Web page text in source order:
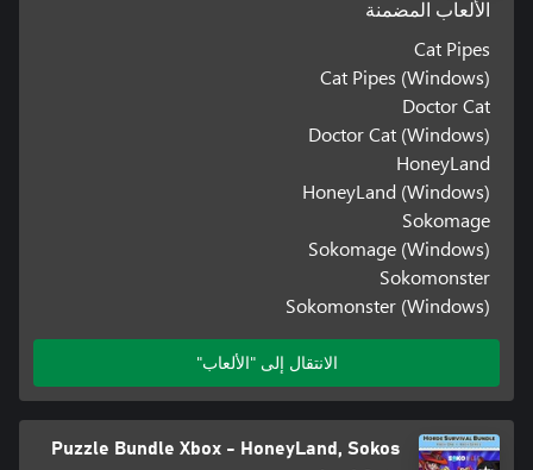
الألعاب المضمنة
Cat Pipes
Cat Pipes (Windows)
Doctor Cat
Doctor Cat (Windows)
HoneyLand
HoneyLand (Windows)
Sokomage
Sokomage (Windows)
Sokomonster
Sokomonster (Windows)
الانتقال إلى "الألعاب"
Puzzle Bundle Xbox - HoneyLand, Sokos